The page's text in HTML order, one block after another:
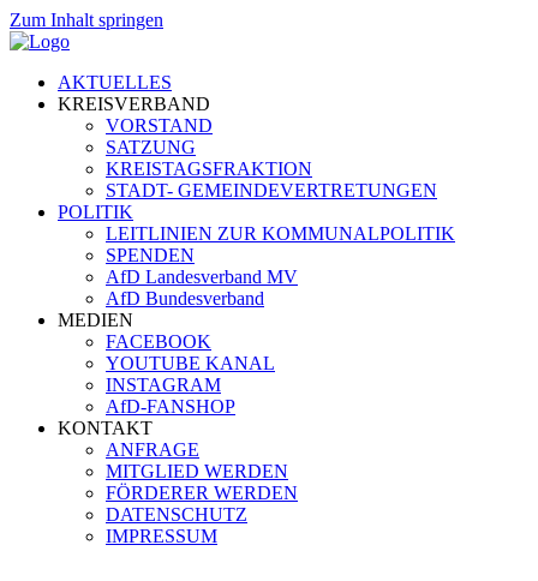
Zum Inhalt springen
AKTUELLES
KREISVERBAND
VORSTAND
SATZUNG
KREISTAGSFRAKTION
STADT- GEMEINDEVERTRETUNGEN
POLITIK
LEITLINIEN ZUR KOMMUNALPOLITIK
SPENDEN
AfD Landesverband MV
AfD Bundesverband
MEDIEN
FACEBOOK
YOUTUBE KANAL
INSTAGRAM
AfD-FANSHOP
KONTAKT
ANFRAGE
MITGLIED WERDEN
FÖRDERER WERDEN
DATENSCHUTZ
IMPRESSUM